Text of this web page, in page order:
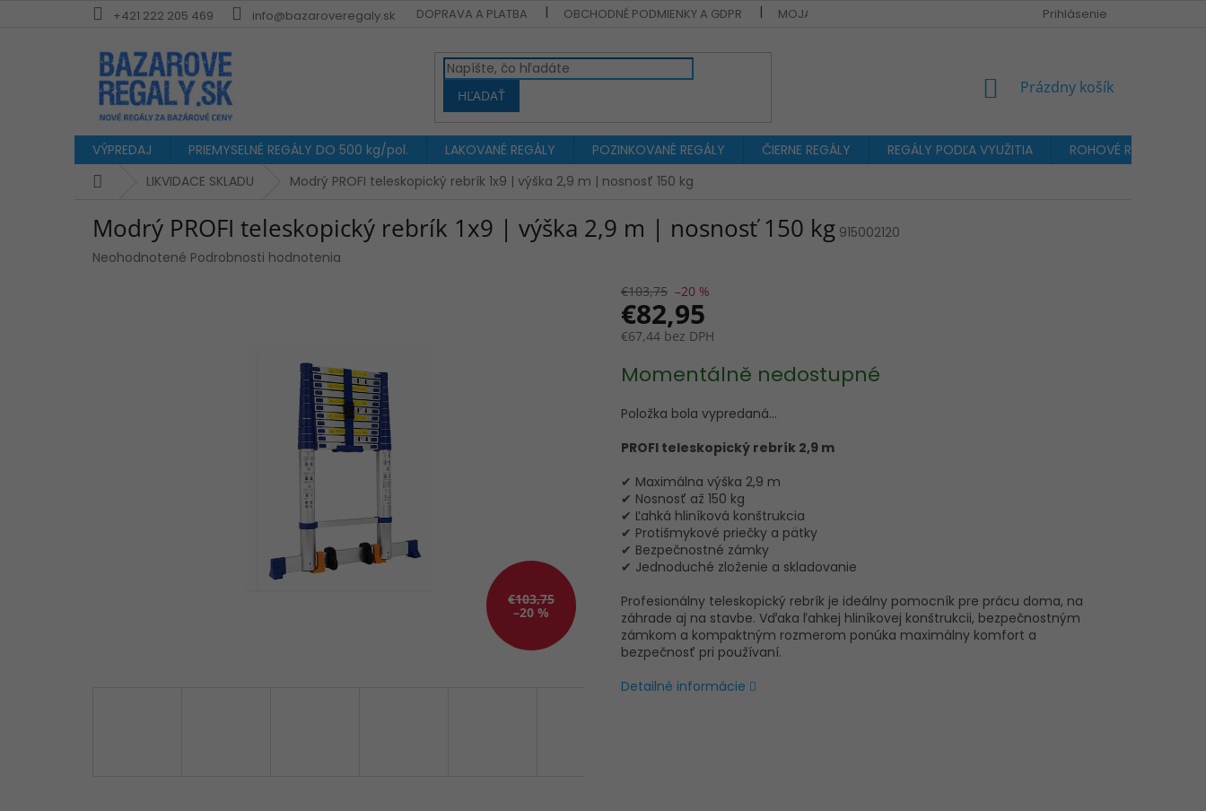
+421 222 205 469 info@bazaroveregaly.sk DOPRAVA A PLATBA OBCHODNÉ PODMIENKY A GDPR MOJA OBJEDNÁVKA Prihlásenie
HĽADAŤ
NÁKUPNÝ
Prázdny košík
VÝPREDAJ PRIEMYSELNÉ REGÁLY DO 500 kg/pol. LAKOVANÉ REGÁLY POZINKOVANÉ REGÁLY ČIERNE REGÁLY REGÁLY PODĽA VYUŽITIA
ROHOVÉ REGÁLY
DomovLIKVIDACE SKLADU Modrý PROFI teleskopický rebrík 1x9 | výška 2,9 m | nosnosť 150 kg
Modrý PROFI teleskopický rebrík 1x9 | výška 2,9 m | nosnosť 150 kg 915002120
Priemerné
Neohodnotené Podrobnosti hodnotenia
€103,75
–20 %
€103,75 –20 %
€82,95
€67,44 bez DPH
cena:
Momentálně nedostupné
Položka bola vypredaná…
PROFI teleskopický rebrík 2,9 m
✔ Maximálna výška 2,9 m
✔ Nosnosť až 150 kg
✔ Ľahká hliníková konštrukcia
✔ Protišmykové priečky a pätky
✔ Bezpečnostné zámky
✔ Jednoduché zloženie a skladovanie
Profesionálny teleskopický rebrík je ideálny pomocník pre prácu doma, na
záhrade aj na stavbe. Vďaka ľahkej hliníkovej konštrukcii, bezpečnostným
zámkom a kompaktným rozmerom ponúka maximálny komfort a
bezpečnosť pri používaní.
Detailné informácie